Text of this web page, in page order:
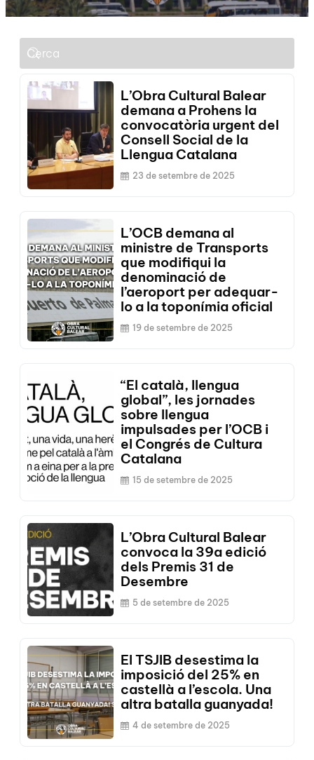
L’Obra Cultural Balear
demana a Prohens la
convocatòria urgent del
Consell Social de la
Llengua Catalana
23 de setembre de 2025
L’OCB demana al
ministre de Transports
que modifiqui la
denominació de
l’aeroport per adequar-
lo a la toponímia oficial
19 de setembre de 2025
“El català, llengua
global”, les jornades
sobre llengua
impulsades per l’OCB i
el Congrés de Cultura
Catalana
15 de setembre de 2025
L’Obra Cultural Balear
convoca la 39a edició
dels Premis 31 de
Desembre
5 de setembre de 2025
El TSJIB desestima la
imposició del 25% en
castellà a l’escola. Una
altra batalla guanyada!
4 de setembre de 2025